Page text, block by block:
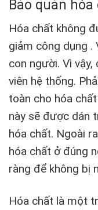
Bảo quản
Hóa chất không
giảm công dụng .
con người. Vì vậy,
viên hệ thống.
toàn cho hóa
này sẽ được dán
hóa chất. Ngoài
hóa chất ở đúng
ràng để không bị
Hóa chất là một